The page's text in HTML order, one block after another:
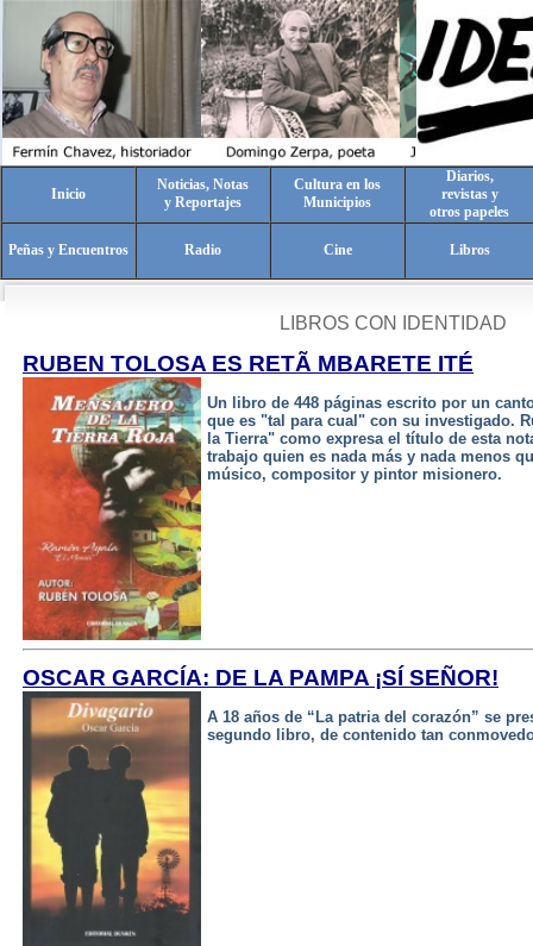
Inicio
Noticias, Notas
y Reportajes
Cultura en los
Municipios
Diarios,
revistas y
otros papeles
Peñas y Encuentros Radio Cine Libros
LIBROS CON IDENTIDAD
RUBEN TOLOSA ES RETÃ MBARETE ITÉ
Un libro de 448 páginas escrito por un
que es "tal para cual" con su investigado.
la Tierra" como expresa el título de esta
trabajo quien es nada más y nada menos
músico, compositor y pintor misionero.
OSCAR GARCÍA: DE LA PAMPA ¡SÍ SEÑOR!
A 18 años de “La patria del corazón” se
segundo libro, de contenido tan